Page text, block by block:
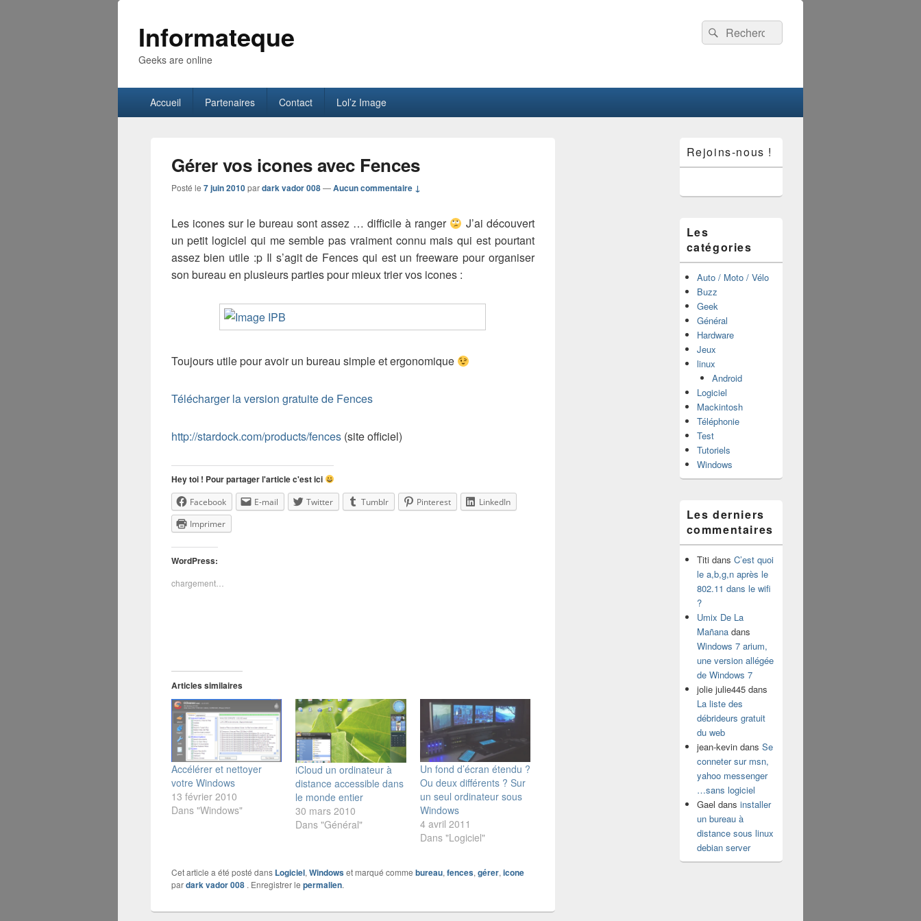
Informateque
Geeks are online
Recherche :
Rechercher
principalAccueil Partenaires Contact Lol’z Image
Gérer vos icones avec Fences
Posté le 7 juin 2010pardark vador 008—Aucun commentaire ↓
Les icones sur le bureau sont assez … difficile à ranger
J’ai découvert
un petit logiciel qui me semble pas vraiment connu mais qui est pourtant
assez bien utile :p Il s’agit de Fences qui est un freeware pour organiser
son bureau en plusieurs parties pour mieux trier vos icones :
Toujours utile pour avoir un bureau simple et ergonomique
Télécharger la version gratuite de Fences
http://stardock.com/products/fences(site officiel)
Hey toi ! Pour partager l'article c'est ici
Facebook E-mail Twitter Tumblr Pinterest
LinkedIn
Imprimer
WordPress:
chargement…
Articles similaires
Accélérer et nettoyer
votre Windows
13 février 2010
Dans "Windows"
iCloud un ordinateur à
distance accessible dans
le monde entier
30 mars 2010
Dans "Général"
Un fond d’écran étendu ?
Ou deux différents ? Sur
un seul ordinateur sous
Windows
4 avril 2011
Dans "Logiciel"
Cet article a été posté dans Logiciel, Windowset marqué comme bureau, fences, gérer, icone
pardark vador 008. Enregistrer le permalien.
principale
de
pour
latérale
Rejoins-nous !
Les
catégories
Auto / Moto / Vélo
Buzz
Geek
Général
Hardware
Jeux
linux
Android
Logiciel
Mackintosh
Téléphonie
Test
Tutoriels
Windows
Les derniers
commentaires
Titidans C’est quoi
le a,b,g,n après le
802.11 dans le wifi
?
Umix De La
Mañanadans
Windows 7 arium,
une version allégée
de Windows 7
jolie julie445dans
La liste des
débrideurs gratuit
du web
jean-kevindans Se
conneter sur msn,
yahoo messenger
…sans logiciel
Gael dans installer
un bureau à
distance sous linux
debian server